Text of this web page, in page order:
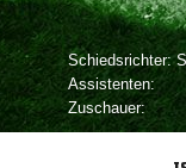
Schiedsrichter:
Assistenten:
Zuschauer: